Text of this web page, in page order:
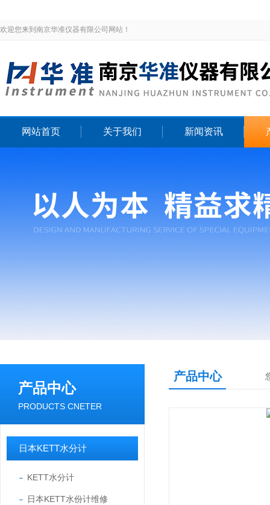
欢迎您来到南京华准仪器有限公司网站！
网站首页 关于我们 新闻资讯
产品中心
PRODUCTS CNETER
日本KETT水分计
KETT水分计
日本KETT水份计维修
产品中心